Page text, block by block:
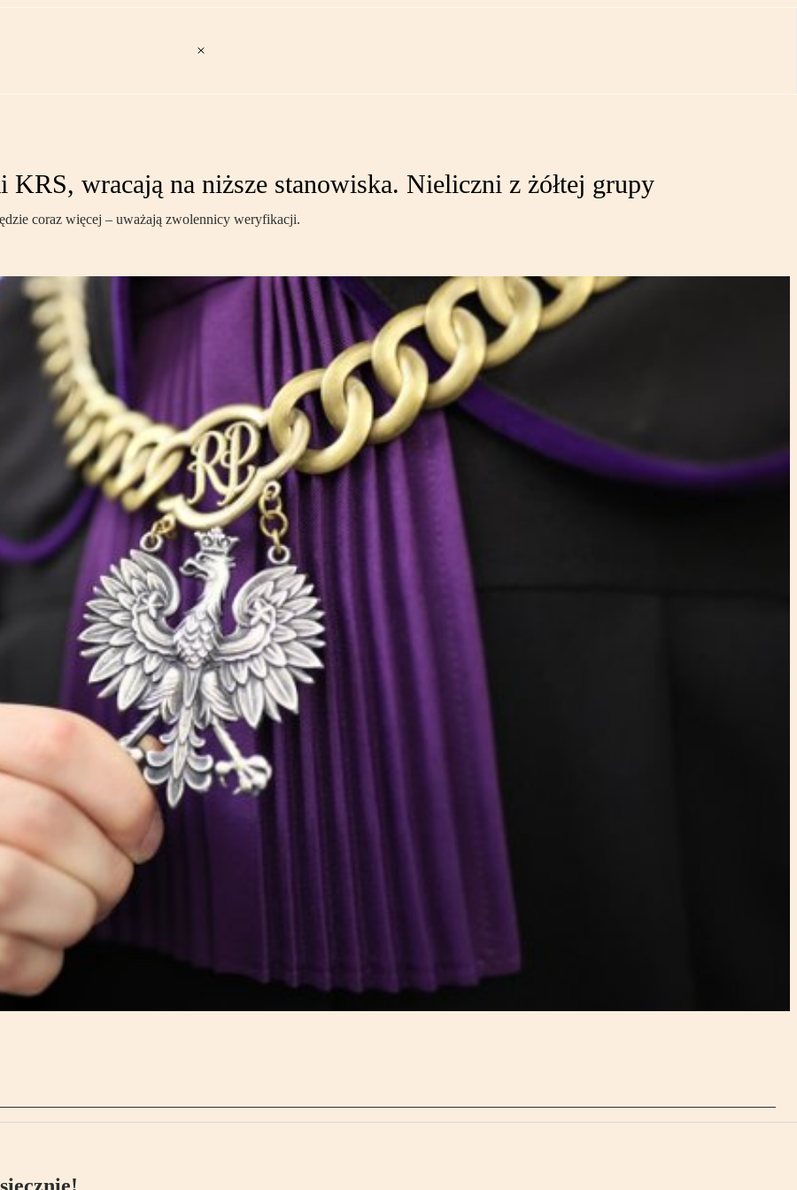
wracają na niższe stanowiska. Nieliczni z żółtej grupy
coraz więcej – uważają zwolennicy weryfikacji.